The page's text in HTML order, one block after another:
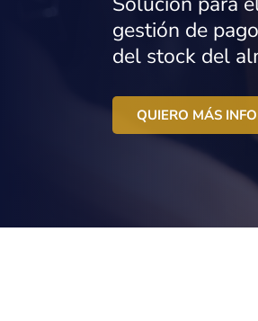
gestión de
del stock del
QUIERO MÁS